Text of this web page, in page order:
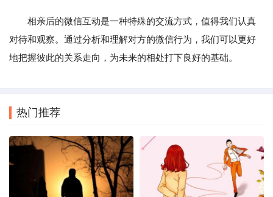
相亲后的微信互动是一种特殊的交流方式，值得我们认真
对待和观察。通过分析和理解对方的微信行为，我们可以更好
地把握彼此的关系走向，为未来的相处打下良好的基础。
热门推荐